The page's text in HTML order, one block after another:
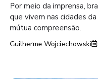
Por meio da imprensa,
que vivem nas cidades
mútua compreensão.
Guilherme Wojciechowski